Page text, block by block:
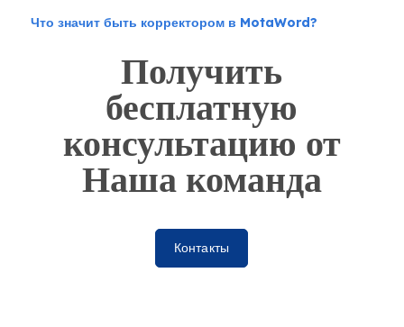
Что значит быть корректором в MotaWord?
Получить
бесплатную
консультацию от
Наша команда
Контакты